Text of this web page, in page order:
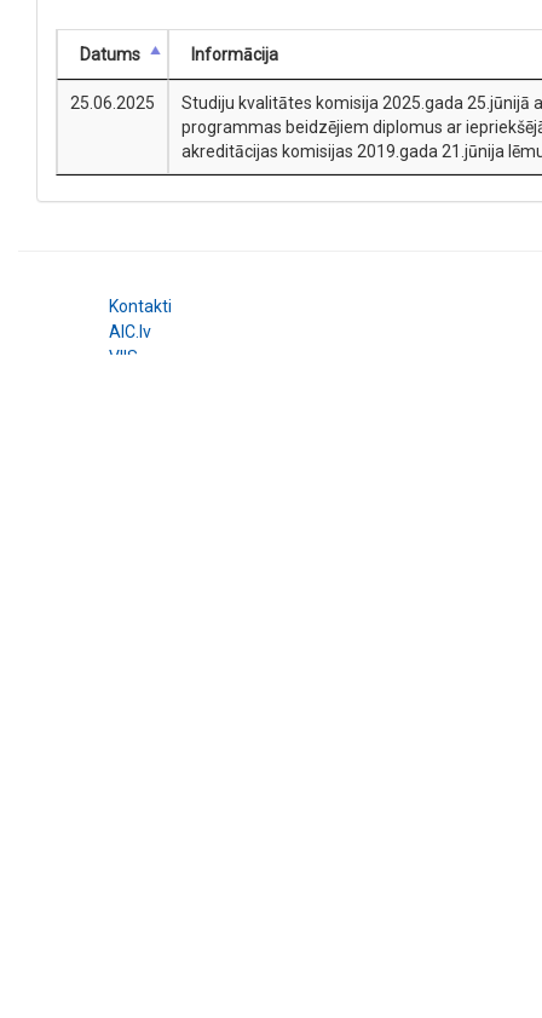
Datums Informācija
25.06.2025
Studiju kvalitātes komisija 2025.gada 25.jūnijā
programmas beidzējiem diplomus ar
akreditācijas komisijas 2019.gada 21.jūnija
Kontakti
AIC.lv
VIIS